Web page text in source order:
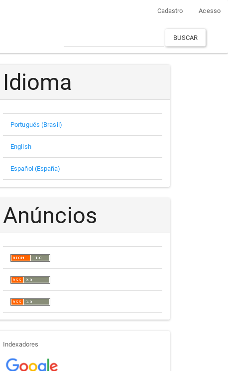
Cadastro Acesso
BUSCAR
Idioma
Português (Brasil)
English
Español (España)
Anúncios
indexadores
Indexadores